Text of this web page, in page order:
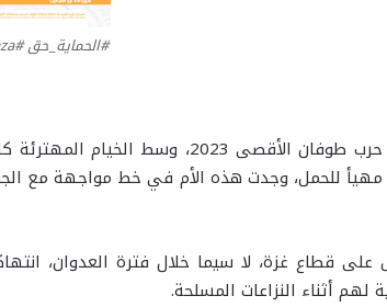
#الحماية_حق #cdmcgaza
في قلب واحدة من أقسى مراحل حرب
للحمل، وجدت هذه الأم في خط مواجهة مع
قطاع غزة، لا سيما خلال فترة العدوان،
لهم أثناء النزاعات المسلحة.